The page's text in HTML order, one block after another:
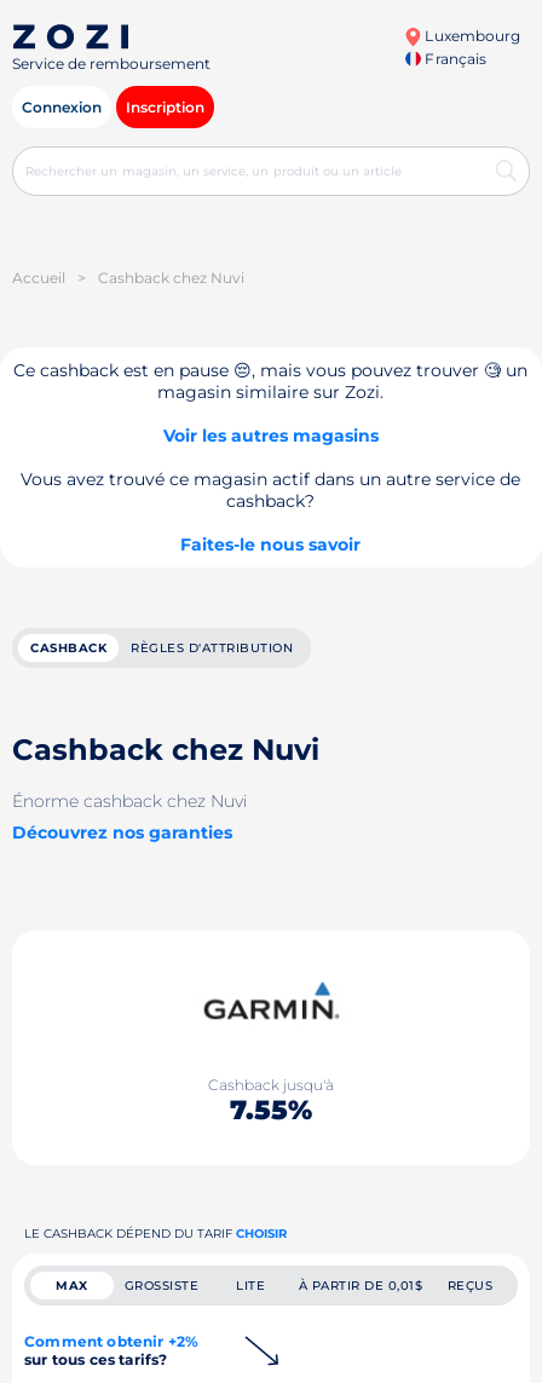
Service de remboursement
Luxembourg
Français
Connexion Inscription
Accueil > Cashback chez Nuvi
Ce cashback est en pause 😔, mais vous pouvez trouver 🧐 un
magasin similaire sur Zozi.
Voir les autres magasins
Vous avez trouvé ce magasin actif dans un autre service de
cashback?
Faites-le nous savoir
CASHBACK RÈGLES D'ATTRIBUTION
Cashback chez Nuvi
Énorme cashback chez Nuvi
Découvrez nos garanties
Cashback jusqu'à
7.55%
LE CASHBACK DÉPEND DU TARIF CHOISIR
MAX GROSSISTE LITE À PARTIR DE 0,01$ REÇUS
Comment obtenir +2%
sur tous ces tarifs?